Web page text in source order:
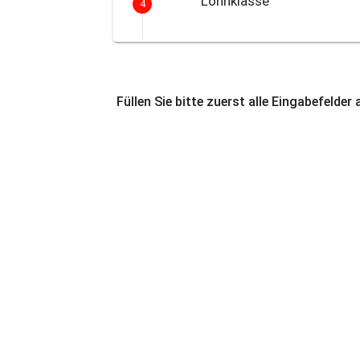
4
Füllen Sie bitte zuerst alle Eingabefelder